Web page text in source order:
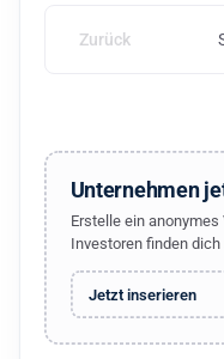
Zurück
Unternehmen
Erstelle ein
Investoren finden dich
Jetzt inserieren